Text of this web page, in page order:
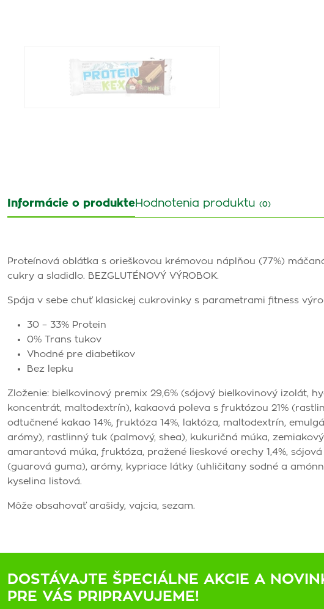
Informácie o produkteHodnotenia produktu (0)
Proteínová oblátka s orieškovou krémovou náplňou (77%)
cukry a sladidlo. BEZGLUTÉNOVÝ VÝROBOK.
Spája v sebe chuť klasickej cukrovinky s parametrami fitness
30 – 33% Protein
0% Trans tukov
Vhodné pre diabetikov
Bez lepku
Zloženie: bielkovinový premix 29,6% (sójový bielkovinový izolát,
koncentrát, maltodextrín), kakaová poleva s fruktózou 21%
odtučnené kakao 14%, fruktóza 14%, laktóza, maltodextrín,
arómy), rastlinný tuk (palmový, shea), kukuričná múka,
amarantová múka, fruktóza, pražené lieskové orechy 1,4%,
(guarová guma), arómy, kypriace látky (uhličitany sodné a
kyselina listová.
Môže obsahovať arašidy, vajcia, sezam.
DOSTÁVAJTE ŠPECIÁLNE AKCIE A
PRE VÁS PRIPRAVUJEME!